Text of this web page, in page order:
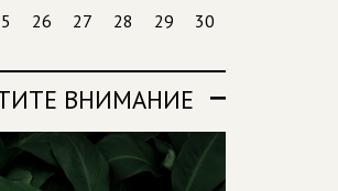
26 27 28 29
30
ВНИМАНИЕ